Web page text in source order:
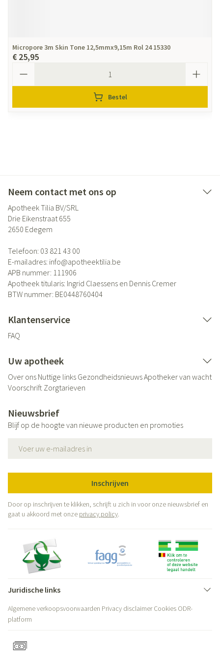
Micropore 3m Skin Tone 12,5mmx9,15m Rol 24 15330
€ 25,95
Bestel
Neem contact met ons op
Apotheek Tilia BV/SRL
Drie Eikenstraat 655
2650 Edegem
Telefoon: 03 821 43 00
E-mailadres: info@apotheektilia.be
APB nummer: 111906
Apotheek titularis: Ingrid Claessens en Dennis Cremer
BTW nummer: BE0448760404
Klantenservice
FAQ
Uw apotheek
Over ons Nuttige links GezondheidsnieuwsApotheker van wacht
Voorschrift Zorgtarieven
Nieuwsbrief
Blijf op de hoogte van nieuwe producten en promoties
Inschrijven
Door op inschrijven te klikken, schrijft u zich in voor onze nieuwsbrief en
gaat u akkoord met onze privacy policy.
Juridische links
Algemene verkoopsvoorwaarden Privacy disclaimer Cookies ODR-
platform